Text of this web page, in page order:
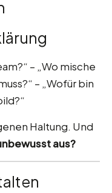
– „Wo mische
– „Wofür bin
Haltung. Und
aus?